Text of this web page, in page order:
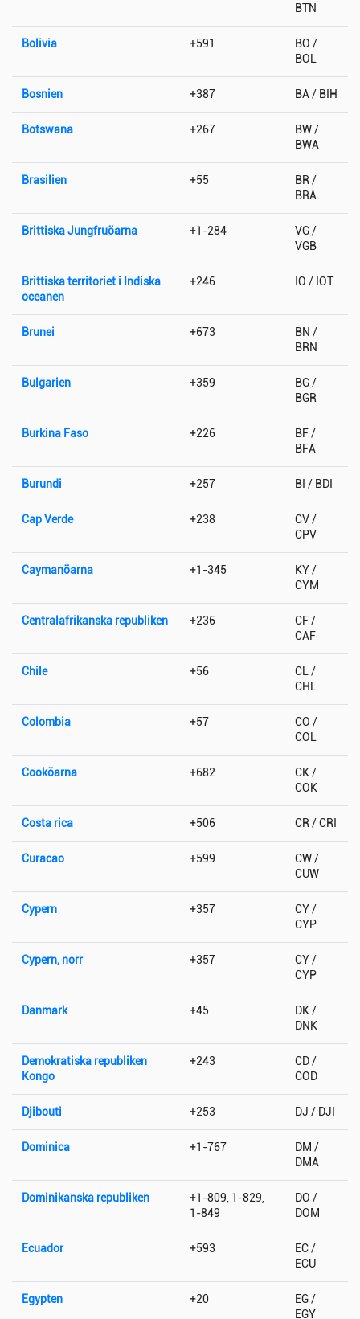
BTN
Bolivia +591
BO /
BOL
Bosnien +387 BA / BIH
Botswana +267
BW /
BWA
Brasilien +55
BR /
BRA
Brittiska Jungfruöarna +1-284
VG /
VGB
Brittiska territoriet i Indiska
oceanen
+246 IO / IOT
Brunei +673
BN /
BRN
Bulgarien +359
BG /
BGR
Burkina Faso +226
BF /
BFA
Burundi +257 BI / BDI
Cap Verde +238
CV /
CPV
Caymanöarna +1-345
KY /
CYM
Centralafrikanska republiken +236
CF /
CAF
Chile +56
CL /
CHL
Colombia +57
CO /
COL
Cooköarna +682
CK /
COK
Costa rica +506 CR / CRI
Curacao +599
CW /
CUW
Cypern +357
CY /
CYP
Cypern, norr +357
CY /
CYP
Danmark +45
DK /
DNK
Demokratiska republiken
Kongo
+243
CD /
COD
Djibouti +253 DJ / DJI
Dominica +1-767
DM /
DMA
Dominikanska republiken
+1-809, 1-829,
1-849
DO /
DOM
Ecuador +593
EC /
ECU
Egypten +20
EG /
EGY